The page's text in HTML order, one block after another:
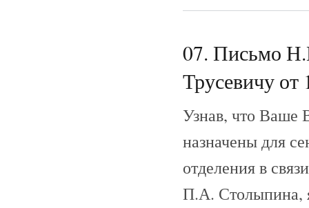
07. Письмо
Трусевичу от
Узнав, что Ваше
назначены для
отделения в
П.А. Столыпина,